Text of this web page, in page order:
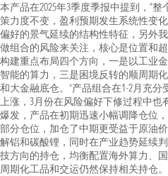
本产品在2025年3季度季报中提到，“
策力度不变，盈利预期发生系统性变
偏好的景气延续的结构性特征，另外
做组合的风险来关注，核心是位置和
构建重点布局四个方向，一是以工业
智能的算力，三是困境反转的顺周期
和大金融底仓。”产品组合在1-2月充
上涨，3月份在风险偏好下修过程中
爆发，产品在初期迅速小幅调降仓位
部分仓位，加仓了中期更受益于原油
解铝和碳酸锂，同时在产业趋势延续
技方向的持仓，均衡配置海外算力、
周期化工品和交运仍然保持相关持仓。